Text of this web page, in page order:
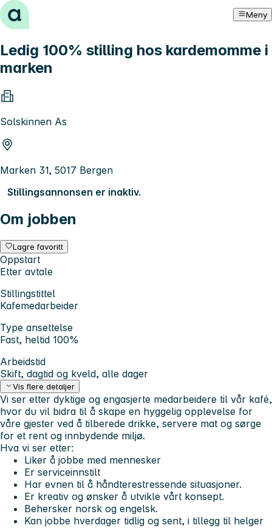
Hopp til innhold Meny
Ledig 100% stilling hos kardemomme i
marken
Solskinnen As
Marken 31, 5017 Bergen
Stillingsannonsen er inaktiv.
Om jobben
Lagre favoritt
Oppstart
Etter avtale
Stillingstittel
Kafemedarbeider
Type ansettelse
Fast, heltid 100%
Arbeidstid
Skift, dagtid og kveld, alle dager
Vis flere detaljer
Vi ser etter dyktige og engasjerte medarbeidere til vår kafé,
hvor du vil bidra til å skape en hyggelig opplevelse for
våre gjester ved å tilberede drikke, servere mat og sørge
for et rent og innbydende miljø.
Hva vi ser etter:
Liker å jobbe med mennesker
Er serviceinnstilt
Har evnen til å håndterestressende situasjoner.
Er kreativ og ønsker å utvikle vårt konsept.
Behersker norsk og engelsk.
Kan jobbe hverdager tidlig og sent, i tillegg til helger